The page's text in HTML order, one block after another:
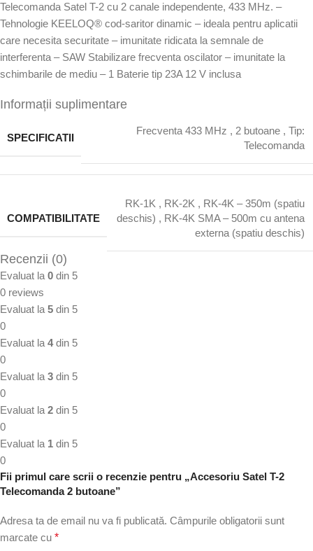
Telecomanda Satel T-2 cu 2 canale independente, 433 MHz. –
Tehnologie KEELOQ® cod-saritor dinamic – ideala pentru aplicatii
care necesita securitate – imunitate ridicata la semnale de
interferenta – SAW Stabilizare frecventa oscilator – imunitate la
schimbarile de mediu – 1 Baterie tip 23A 12 V inclusa
Informații suplimentare
SPECIFICATII
Frecventa 433 MHz , 2 butoane , Tip:
Telecomanda
COMPATIBILITATE
RK-1K , RK-2K , RK-4K – 350m (spatiu
deschis) , RK-4K SMA – 500m cu antena
externa (spatiu deschis)
Recenzii (0)
Evaluat la 0 din 5
0 reviews
Evaluat la 5 din 5
0
Evaluat la 4din 5
0
Evaluat la 3 din 5
0
Evaluat la 2 din 5
0
Evaluat la 1 din 5
0
Fii primul care scrii o recenzie pentru „Accesoriu Satel T-2
Telecomanda 2 butoane”
Adresa ta de email nu va fi publicată. Câmpurile obligatorii sunt
marcate cu *